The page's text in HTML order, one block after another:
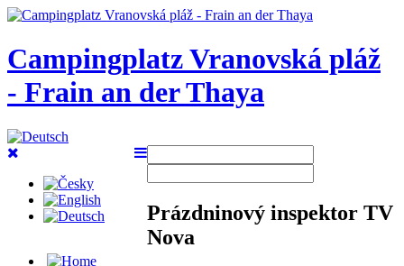
Campingplatz Vranovská pláž
- Frain an der Thaya
Prázdninový inspektor TV
Nova